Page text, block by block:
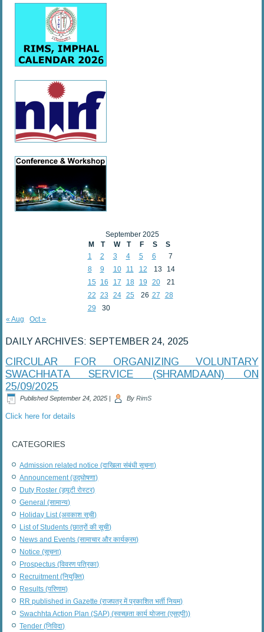
September 2025
M
T W T F S
S
1
2 3 4 5 6
7
8
9 10 11 12 13
14
15
16 17 18 19 20
21
22 23 24 25 26 27
28
29
30
« Aug
Oct »
DAILY ARCHIVES: SEPTEMBER 24, 2025
CIRCULAR FOR ORGANIZING VOLUNTARY
SWACHHATA SERVICE (SHRAMDAAN) ON
25/09/2025
Published September 24, 2025 | By RimS
Click here for details
CATEGORIES
Admission related notice (दाखिला संबंधी सूचना)
Announcement (उद्घोषणा)
Duty Roster (ड्यूटी रोस्टर)
General (सामान्य)
Holiday List (अवकाश सूची)
List of Students (छात्रों की सूची)
News and Events (सामाचार और कार्यक्रम)
Notice (सूचना)
Prospectus (विवरण पत्रिका)
Recruitment (नियुक्ति)
Results (परिणाम)
RR published in Gazette (राजपत्र में प्रकाशित भर्ती नियम)
Swachhta Action Plan (SAP) (स्वच्छता कार्य योजना (एसएपी))
Tender (निविदा)